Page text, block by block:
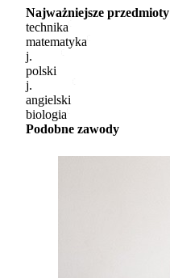
Najważniejsze przedmioty
technika
matematyka
j.
polski
j.
angielski
biologia
Podobne zawody